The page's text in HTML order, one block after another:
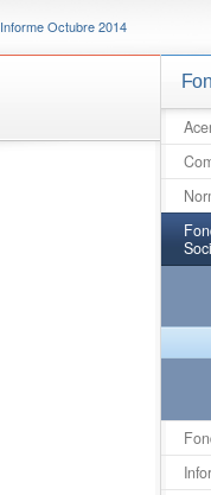
Informe Octubre 2014